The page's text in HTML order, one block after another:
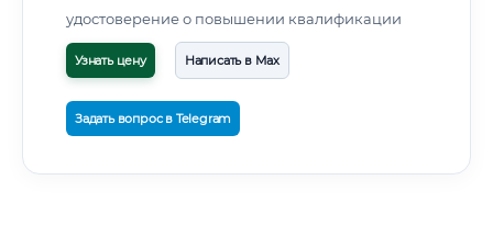
удостоверение о повышении квалификации
Узнать цену Написать в Max
Задать вопрос в Telegram